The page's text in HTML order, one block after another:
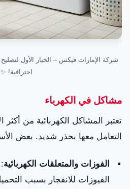
شركة الإمارات فيكس – الخيار الأول
احترافية! ✨
مشاكل في الكهرباء
تعتبر المشاكل الكهربائية من
التعامل معها بحذر شديد. بعض
الفوزات والمتعلقات الكهربائية
الفيوزات للانفجار بسبب